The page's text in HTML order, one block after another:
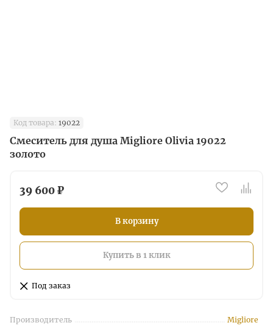
Код товара: 19022
Смеситель для душа Migliore Olivia 19022
золото
39 600 ₽
В корзину
Купить в 1 клик
Под заказ
Производитель Migliore